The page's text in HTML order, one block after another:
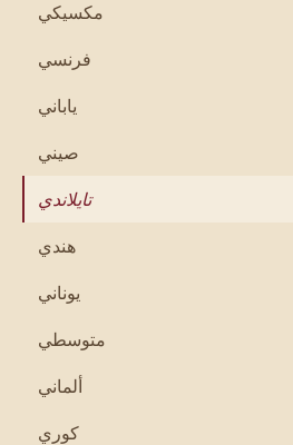
مكسيكي
فرنسي
ياباني
صيني
تايلاندي
هندي
يوناني
متوسطي
ألماني
كوري